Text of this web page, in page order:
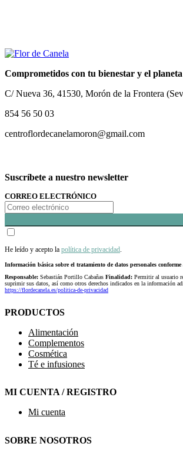
Comprometidos con tu bienestar y el planeta
C/ Nueva 36, 41530, Morón de la Frontera
854 56 50 03
centroflordecanelamoron@gmail.com
Suscríbete a nuestro newsletter
CORREO ELECTRÓNICO
He leído y acepto la política de privacidad
Información básica sobre el tratamiento de datos personales
Responsable: Sebastián Portillo Cabañas Finalidad: Permitir al usuario
suprimir sus datos, así como otros derechos indicados en la información
https://flordecanela.es/politica-de-privacidad
PRODUCTOS
Alimentación
Complementos
Cosmética
Té e infusiones
MI CUENTA / REGISTRO
Mi cuenta
SOBRE NOSOTROS